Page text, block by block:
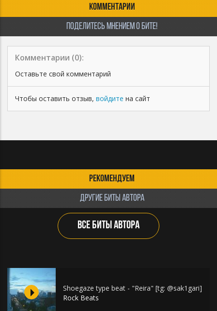
КОММЕНТАРИИ
ПОДЕЛИТЕСЬ МНЕНИЕМ О БИТЕ!
Комментарии (0):
Оставьте свой комментарий
Чтобы оставить отзыв, войдите на сайт
РЕКОМЕНДУЕМ
ДРУГИЕ БИТЫ АВТОРА
ВСЕ БИТЫ АВТОРА
Shoegaze type beat - "Reira" [tg: @sak1gari]
Rock Beats